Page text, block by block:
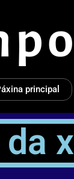
principal